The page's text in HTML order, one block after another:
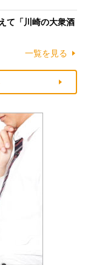
て「川崎の大衆酒
一覧を見る